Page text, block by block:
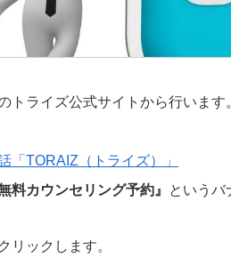
トライズ公式サイトから行います
「TORAIZ（トライズ）」
無料カウンセリング予約』 というバ
リックします。